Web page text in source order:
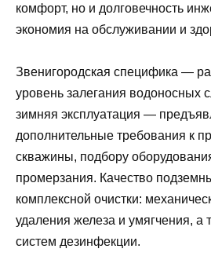
комфорт, но и долговечность
экономия на обслуживании и
Звенигородская специфика —
уровень залегания водоносных
зимняя эксплуатация —
дополнительные требования к
скважины, подбору
промерзания. Качество
комплексной очистки:
удаления железа и умягчения, а
систем дезинфекции.